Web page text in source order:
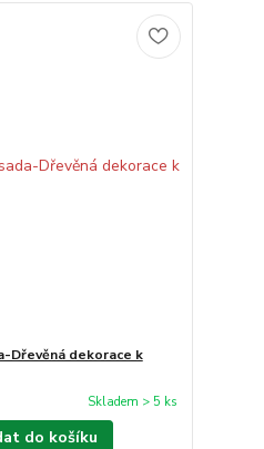
Dřevěná dekorace k
Skladem > 5 ks
do košíku